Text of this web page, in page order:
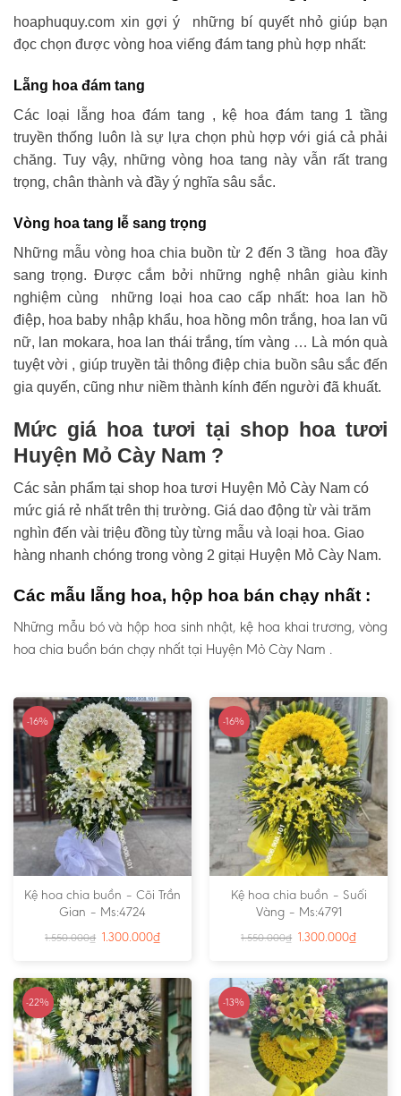
hoaphuquy.com xin gợi ý những bí quyết nhỏ giúp bạn
đọc chọn được vòng hoa viếng đám tang phù hợp nhất:
Lẵng hoa đám tang
Các loại lẵng hoa đám tang , kệ hoa đám tang 1 tầng
truyền thống luôn là sự lựa chọn phù hợp với giá cả phải
chăng. Tuy vậy, những vòng hoa tang này vẫn rất trang
trọng, chân thành và đầy ý nghĩa sâu sắc.
Vòng hoa tang lễ sang trọng
Những mẫu vòng hoa chia buồn từ 2 đến 3 tầng hoa đầy
sang trọng. Được cắm bởi những nghệ nhân giàu kinh
nghiệm cùng những loại hoa cao cấp nhất: hoa lan hồ
điệp, hoa baby nhập khẩu, hoa hồng môn trắng, hoa lan vũ
nữ, lan mokara, hoa lan thái trắng, tím vàng … Là món quà
tuyệt vời , giúp truyền tải thông điệp chia buồn sâu sắc đến
gia quyến, cũng như niềm thành kính đến người đã khuất.
Mức giá hoa tươi tại shop hoa tươi
Huyện Mỏ Cày Nam ?
Các sản phẩm tại shop hoa tươi Huyện Mỏ Cày Nam có
mức giá rẻ nhất trên thị trường. Giá dao động từ vài trăm
nghìn đến vài triệu đồng tùy từng mẫu và loại hoa. Giao
hàng nhanh chóng trong vòng 2 gitại Huyện Mỏ Cày Nam.
Các mẫu lẵng hoa, hộp hoa bán chạy nhất :
Những mẫu bó và hộp hoa sinh nhật, kệ hoa khai trương, vòng
hoa chia buồn bán chạy nhất tại Huyện Mỏ Cày Nam .
-16%
Kệ hoa chia buồn – Cõi Trần
Gian – Ms:4724
1.550.000₫ 1.300.000₫
-16%
Kệ hoa chia buồn – Suối
Vàng – Ms:4791
1.550.000₫ 1.300.000₫
-22% -13%